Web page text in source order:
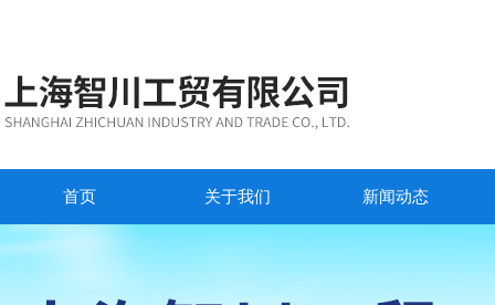
首页 关于我们 新闻动态